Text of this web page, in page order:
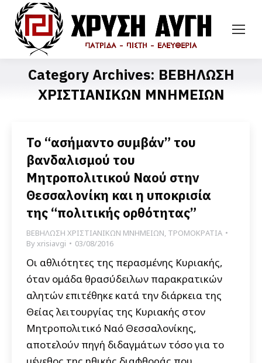
Category Archives: ΒΕΒΗΛΩΣΗ
ΧΡΙΣΤΙΑΝΙΚΩΝ ΜΝΗΜΕΙΩΝ
Το “ασήμαντο συμβάν” του
βανδαλισμού του
Μητροπολιτικού Ναού στην
Θεσσαλονίκη και η υποκρισία
της “πολιτικής ορθότητας”
ΒΕΒΗΛΩΣΗ ΧΡΙΣΤΙΑΝΙΚΩΝ ΜΝΗΜΕΙΩΝ, ΤΡΟΜΟΚΡΑΤΙΑ
Byxrisiavgi 03/08/2016
Οι αθλιότητες της περασμένης Κυριακής,
όταν ομάδα θρασύδειλων παρακρατικών
αλητών επιτέθηκε κατά την διάρκεια της
Θείας λειτουργίας της Κυριακής στον
Μητροπολιτικό Ναό Θεσσαλονίκης,
αποτελούν πηγή διδαγμάτων τόσο για το